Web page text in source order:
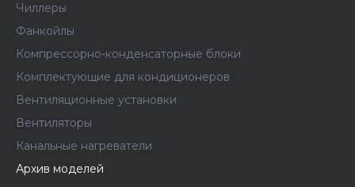
Чиллеры
Фанкойлы
Компрессорно-конденсаторные блоки
Комплектующие для кондиционеров
Вентиляционные установки
Вентиляторы
Канальные нагреватели
Архив моделей